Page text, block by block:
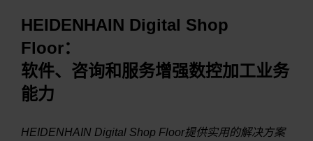
HEIDENHAIN Digital Shop
Floor：
软件、咨询和服务增强数控加工业务
能力
HEIDENHAIN Digital Shop Floor提供实用的解决方案